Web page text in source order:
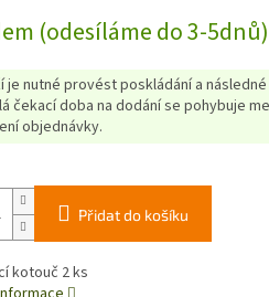
(odesíláme do 3-5dnů)
je nutné provést poskládání a
čekací doba na dodání se pohybuje
objednávky.
Přidat do košíku
kotouč 2 ks